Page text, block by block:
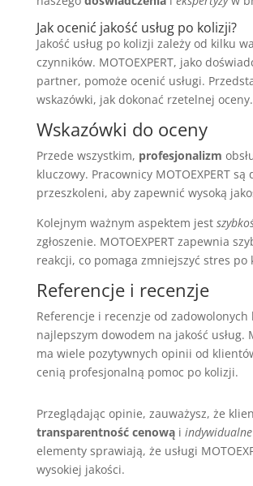
Jak ocenić jakość usług po kolizji?
Jakość usług po kolizji zależy od kilku
czynników. MOTOEXPERT, jako
partner, pomoże ocenić usługi.
wskazówki, jak dokonać rzetelnej oceny.
Wskazówki do oceny
Przede wszystkim, profesjonalizm
kluczowy. Pracownicy MOTOEXPERT są
przeszkoleni, aby zapewnić wysoką
Kolejnym ważnym aspektem jest
zgłoszenie. MOTOEXPERT zapewnia
reakcji, co pomaga zmniejszyć stres po
Referencje i recenzje
Referencje i recenzje od zadowolonych
najlepszym dowodem na jakość usług.
ma wiele pozytywnych opinii od
cenią profesjonalną pomoc po kolizji.
Przeglądając opinie, zauważysz, że
transparentność cenowąi
elementy sprawiają, że usługi
wysokiej jakości.